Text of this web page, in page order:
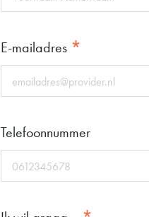
E-mailadres *
Telefoonnummer